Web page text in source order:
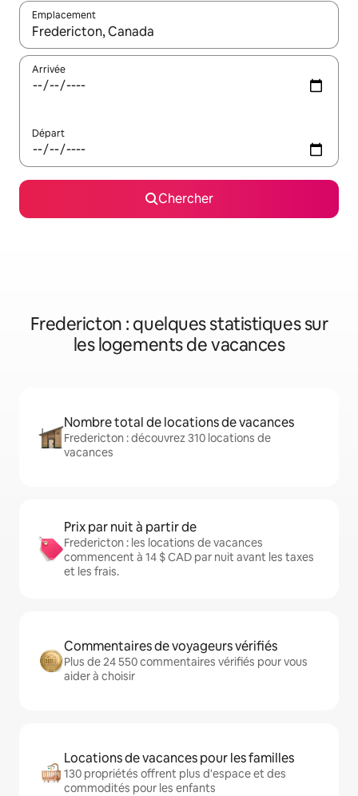
Emplacement
Quand les résultats sont affichés, parcourez-les en utilisant
Arrivée
Départ
Chercher
Fredericton : quelques statistiques sur
les logements de vacances
Nombre total de locations de vacances
Fredericton : découvrez 310 locations de
vacances
Prix par nuit à partir de
Fredericton : les locations de vacances
commencent à 14 $ CAD par nuit avant les taxes
et les frais.
Commentaires de voyageurs vérifiés
Plus de 24 550 commentaires vérifiés pour vous
aider à choisir
Locations de vacances pour les familles
130 propriétés offrent plus d'espace et des
commodités pour les enfants